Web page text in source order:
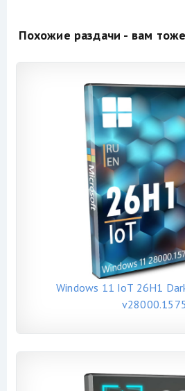
Похожие раздачи - вам
Windows 11 IoT 26H1
v28000.1575